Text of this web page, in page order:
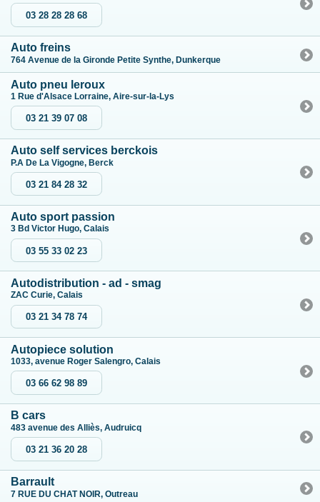
03 28 28 28 68
Auto freins
764 Avenue de la Gironde Petite Synthe, Dunkerque
Auto pneu leroux
1 Rue d'Alsace Lorraine, Aire-sur-la-Lys
03 21 39 07 08
Auto self services berckois
P.A De La Vigogne, Berck
03 21 84 28 32
Auto sport passion
3 Bd Victor Hugo, Calais
03 55 33 02 23
Autodistribution - ad - smag
ZAC Curie, Calais
03 21 34 78 74
Autopiece solution
1033, avenue Roger Salengro, Calais
03 66 62 98 89
B cars
483 avenue des Alliès, Audruicq
03 21 36 20 28
Barrault
7 RUE DU CHAT NOIR, Outreau